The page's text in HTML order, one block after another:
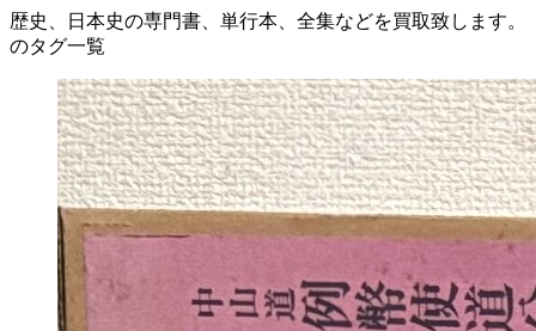
歴史、日本史の専門書、単行本、全集などを買取致します。
のタグ一覧